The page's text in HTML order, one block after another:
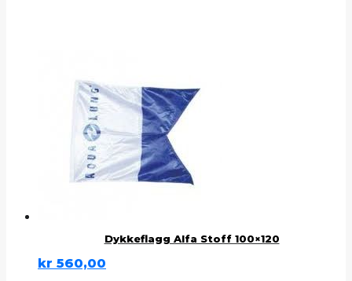
Dykkeflagg Alfa Stoff 100×120
kr 560,00